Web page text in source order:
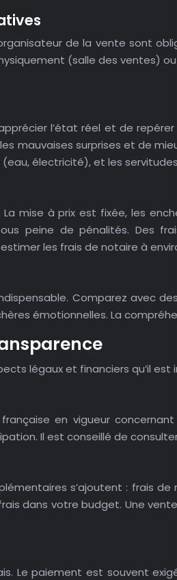
de la vente sont
(salle des ventes)
l’état réel et de
mauvaises surprises et de
(eau, électricité), et les
à prix est fixée, les
peine de pénalités. Des
les frais de notaire à
Comparez avec
émotionnelles. La
légaux et financiers qu’il
en vigueur
Il est conseillé de
s’ajoutent : frais
dans votre budget. Une
Le paiement est souvent